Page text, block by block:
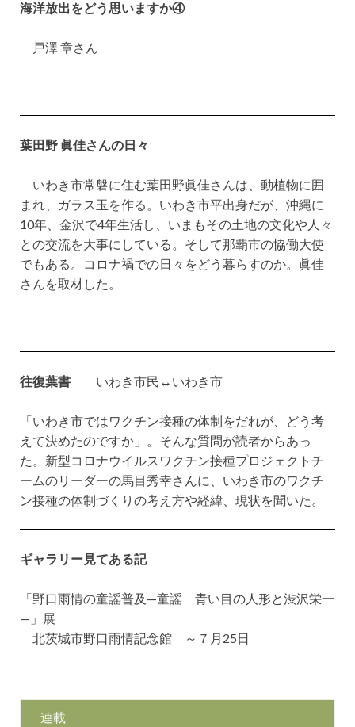
海洋放出をどう思いますか④
戸澤 章さん
葉田野 眞佳さんの日々
いわき市常磐に住む葉田野眞佳さんは、動植物に囲
まれ、ガラス玉を作る。いわき市平出身だが、沖縄に
10年、金沢で4年生活し、いまもその土地の文化や人々
との交流を大事にしている。そして那覇市の協働大使
でもある。コロナ禍での日々をどう暮らすのか。眞佳
さんを取材した。
往復葉書 いわき市民↔いわき市
「いわき市ではワクチン接種の体制をだれが、どう考
えて決めたのですか」。そんな質問が読者からあっ
た。新型コロナウイルスワクチン接種プロジェクトチ
ームのリーダーの馬目秀幸さんに、いわき市のワクチ
ン接種の体制づくりの考え方や経緯、現状を聞いた。
ギャラリー見てある記
「野口雨情の童謡普及—童謡 青い目の人形と渋沢栄一
—」展
北茨城市野口雨情記念館 ～７月25日
連載